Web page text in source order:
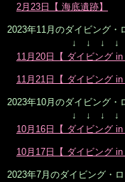
2月23日【 海底遺跡】
2023年11月のダイビング・
↓ ↓ ↓ ↓
11月20日【 ダイビング in
11月21日【 ダイビング in
2023年10月のダイビング・
↓ ↓ ↓ ↓
10月16日【 ダイビング in
10月17日【 ダイビング in
2023年7月のダイビング・ロ